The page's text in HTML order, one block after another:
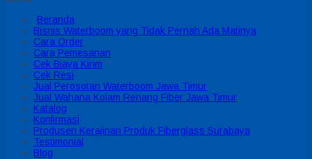
Beranda
Bisnis Waterboom yang Tidak Pernah Ada Matinya
Cara Order
Cara Pemesanan
Cek Biaya Kirim
Cek Resi
Jual Perosotan Waterboom Jawa Timur
Jual Wahana Kolam Renang Fiber Jawa Timur
Katalog
Konfirmasi
Produsen Kerajinan Produk Fiberglass Surabaya
Testimonial
Blog